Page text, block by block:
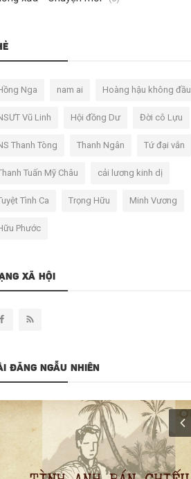
Nga nam ai Hoàng hậu không đầu
Vũ Linh Hội đồng Dư Đời cô Lựu
Thanh Tòng Thanh Ngân Tứ đại vắn
Tuấn Mỹ Châu cải lương kinh dị
Tình Ca Trọng Hữu Minh Vương
Phước
XÃ HỘI
ĐĂNG NGẪU NHIÊN